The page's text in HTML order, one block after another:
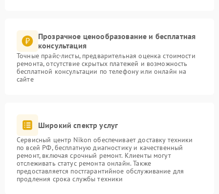
Прозрачное ценообразование и бесплатная
консультация
Точные прайс-листы, предварительная оценка стоимости
ремонта, отсутствие скрытых платежей и возможность
бесплатной консультации по телефону или онлайн на
сайте
Широкий спектр услуг
Сервисный центр Nikon обеспечивает доставку техники
по всей РФ, бесплатную диагностику и качественный
ремонт, включая срочный ремонт. Клиенты могут
отслеживать статус ремонта онлайн. Также
предоставляется постгарантийное обслуживание для
продления срока службы техники